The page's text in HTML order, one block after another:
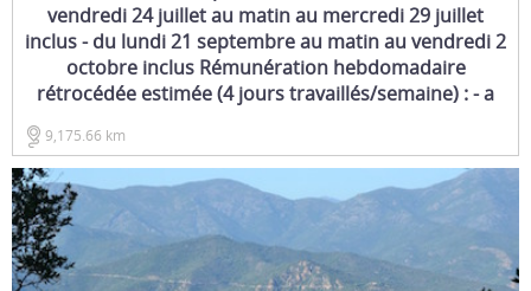
vendredi 24 juillet au matin au mercredi 29 juillet
inclus - du lundi 21 septembre au matin au vendredi 2
octobre inclus Rémunération hebdomadaire
rétrocédée estimée (4 jours travaillés/semaine) : - a
9,175.66 km